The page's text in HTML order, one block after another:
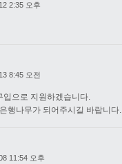
2:35 오후
8:45 오전
입으로 지원하겠습니다.
행나무가 되어주시길 바랍니다.
11:54 오후